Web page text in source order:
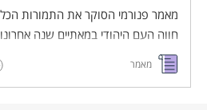
מאמר פנורמי הסוקר את התמורות
חווה העם היהודי במאתיים שנה
מאמר